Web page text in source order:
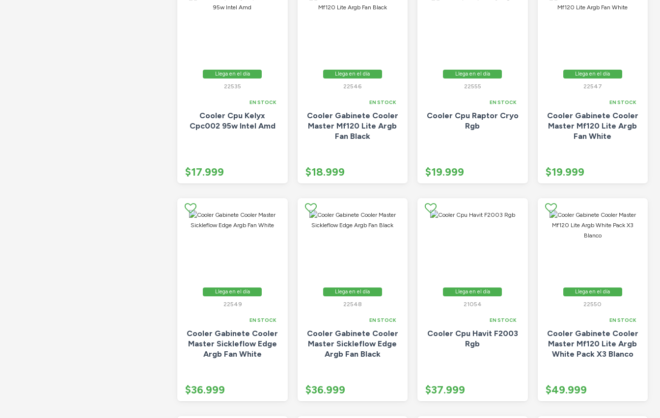
Llega en el día
22535
EN STOCK
Cooler Cpu Kelyx
Cpc002 95w Intel Amd
$17.999
Llega en el día
22546
EN STOCK
Cooler Gabinete Cooler
Master Mf120 Lite Argb
Fan Black
$18.999
Llega en el día
22555
EN STOCK
Cooler Cpu Raptor Cryo
Rgb
$19.999
Llega en el día
22547
EN STOCK
Cooler Gabinete Cooler
Master Mf120 Lite Argb
Fan White
$19.999
Llega en el día
22549
EN STOCK
Cooler Gabinete Cooler
Master Sickleflow Edge
Argb Fan White
$36.999
Llega en el día
22548
EN STOCK
Cooler Gabinete Cooler
Master Sickleflow Edge
Argb Fan Black
$36.999
Llega en el día
21054
EN STOCK
Cooler Cpu Havit F2003
Rgb
$37.999
Llega en el día
22550
EN STOCK
Cooler Gabinete Cooler
Master Mf120 Lite Argb
White Pack X3 Blanco
$49.999